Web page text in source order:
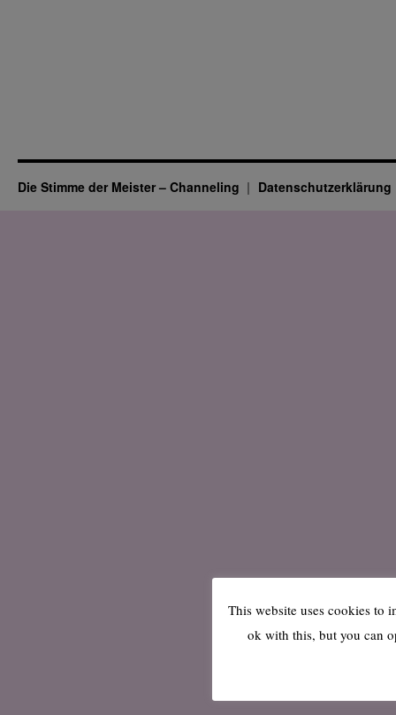
Die Stimme der Meister – Channeling Datenschutz­erklärung
This website uses cookies to
ok with this, but you can